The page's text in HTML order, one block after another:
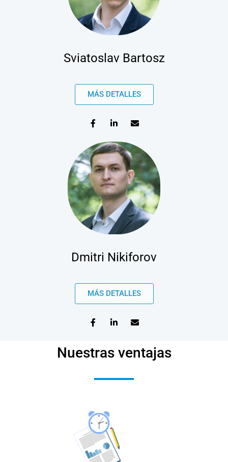
Sviatoslav Bartosz
MÁS DETALLES
Dmitri Nikiforov
MÁS DETALLES
Nuestras ventajas